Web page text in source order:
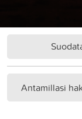
Antamillasi